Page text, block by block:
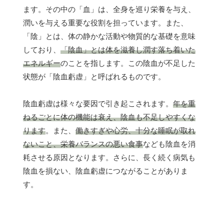
ます。その中の「血」は、全身を巡り栄養を与え、
潤いを与える重要な役割を担っています。また、
「陰」とは、体の静かな活動や物質的な基礎を意味
しており、 「陰血」とは体を滋養し潤す落ち着いた
エネルギーのことを指します。この陰血が不足した
状態が「陰血虧虚」と呼ばれるものです。
陰血虧虚は様々な要因で引き起こされます。 年を重
ねるごとに体の機能は衰え、陰血も不足しやすくな
ります。また、 働きすぎや心労、十分な睡眠が取れ
ないこと、栄養バランスの悪い食事なども陰血を消
耗させる原因となります。さらに、長く続く病気も
陰血を損ない、陰血虧虚につながることがありま
す。